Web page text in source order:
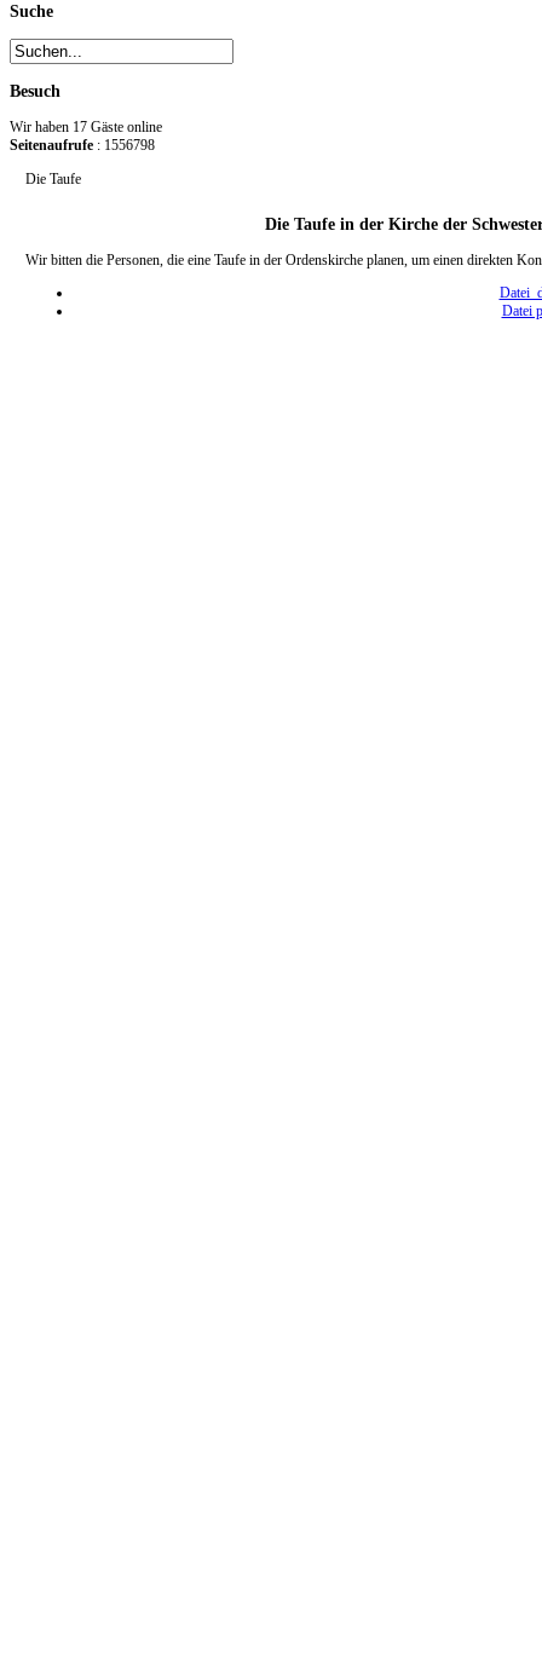
Suche
Besuch
Wir haben 17 Gäste online
Seitenaufrufe : 1556798
Die Taufe
Die Taufe in der Kirche der
Wir bitten die Personen, die eine Taufe in der Ordenskirche planen, um einen direkten
Datei
Datei